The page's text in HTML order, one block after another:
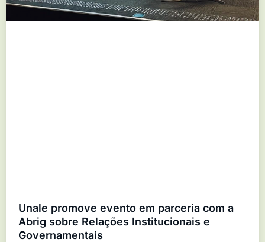
Unale promove evento em parceria com a
Abrig sobre Relações Institucionais e
Governamentais